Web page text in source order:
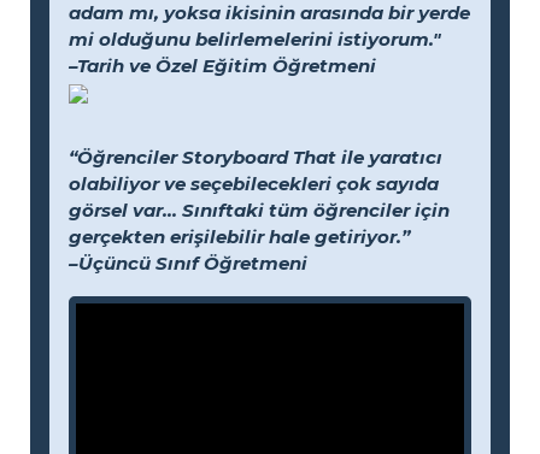
adam mı, yoksa ikisinin arasında bir yerde
mi olduğunu belirlemelerini istiyorum."
–Tarih ve Özel Eğitim Öğretmeni
“Öğrenciler Storyboard That ile yaratıcı
olabiliyor ve seçebilecekleri çok sayıda
görsel var... Sınıftaki tüm öğrenciler için
gerçekten erişilebilir hale getiriyor.”
–Üçüncü Sınıf Öğretmeni